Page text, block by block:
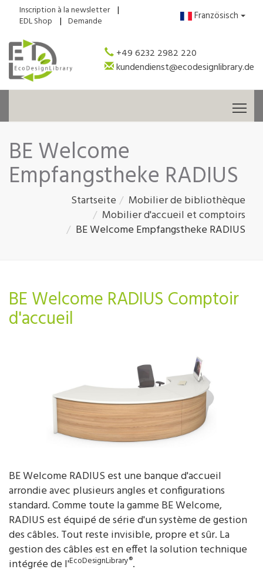
Inscription à la newsletter
EDL Shop
Demande Französisch
+49 6232 2982 220
kundendienst@ecodesignlibrary.de
BE Welcome
Empfangstheke RADIUS
Startseite
Mobilier de bibliothèque
Mobilier d'accueil et comptoirs
BE Welcome Empfangstheke RADIUS
BE Welcome RADIUS Comptoir
d'accueil
BE Welcome RADIUS est une banque d'accueil
arrondie avec plusieurs angles et configurations
standard. Comme toute la gamme BE Welcome,
RADIUS est équipé de série d'un système de gestion
des câbles. Tout reste invisible, propre et sûr. La
gestion des câbles est en effet la solution technique
intégrée de l'EcoDesignLibrary®.